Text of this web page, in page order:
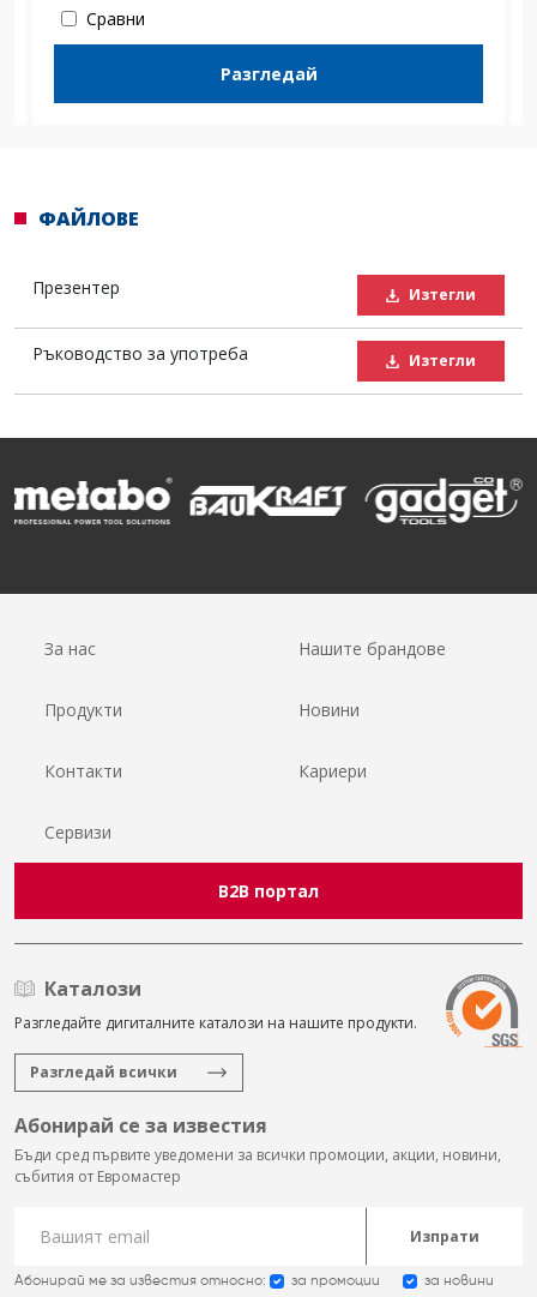
Сравни
Разгледай
ФАЙЛОВЕ
Презентер Изтегли
Ръководство за употреба Изтегли
За нас Нашите брандове
Продукти Новини
Контакти Кариери
Сервизи
B2B портал
Каталози
Разгледайте дигиталните каталози на нашите продукти.
Разгледай всички
Абонирай се за известия
Бъди сред първите уведомени за всички промоции, акции, новини,
събития от Евромастер
Изпрати
Абонирай ме за известия относно: за промоции за новини